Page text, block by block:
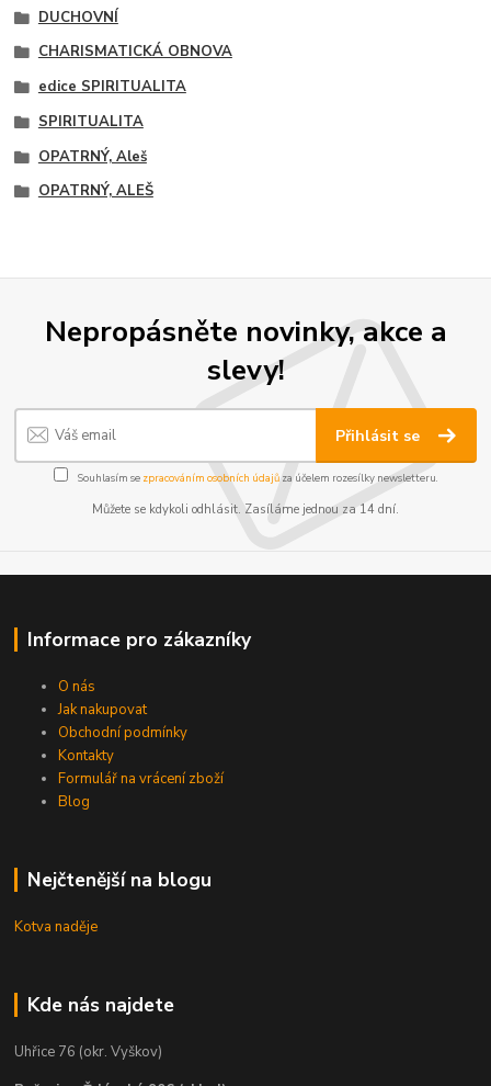
DUCHOVNÍ
CHARISMATICKÁ OBNOVA
edice SPIRITUALITA
SPIRITUALITA
OPATRNÝ, Aleš
OPATRNÝ, ALEŠ
Nepropásněte novinky, akce a
slevy!
Přihlásit se
Souhlasím se zpracováním osobních údajůza účelem rozesílky newsletteru.
Můžete se kdykoli odhlásit. Zasíláme jednou za 14 dní.
Informace pro zákazníky
O nás
Jak nakupovat
Obchodní podmínky
Kontakty
Formulář na vrácení zboží
Blog
Nejčtenější na blogu
Kotva naděje
Kde nás najdete
Uhřice 76 (okr. Vyškov)